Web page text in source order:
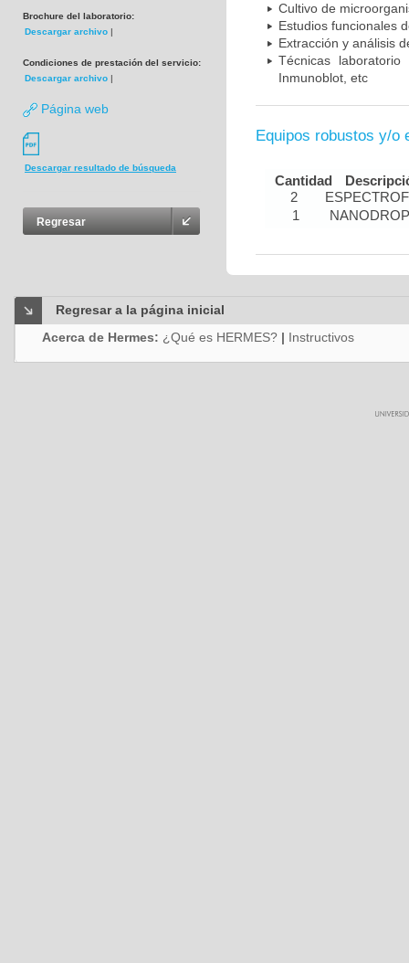
Brochure del laboratorio:
Descargar archivo |
Condiciones de prestación del servicio:
Descargar archivo |
Página web
Descargar resultado de búsqueda
Regresar
Cultivo de
Estudios funcionales
Extracción y análisis
Técnicas laboratorio
Inmunoblot, etc
Equipos robustos y/o
Cantidad
2
1
NANODROP
Regresar a la página inicial
Acerca de Hermes: ¿Qué es HERMES? | Instructivos